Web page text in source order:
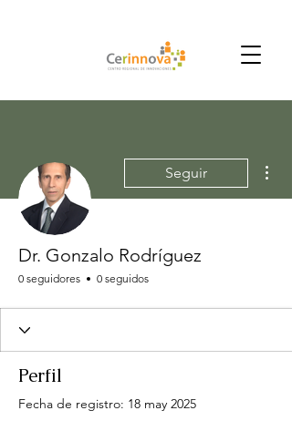
Seguir
Dr. Gonzalo Rodríguez
0 seguidores 0 seguidos
Perfil
Fecha de registro: 18 may 2025